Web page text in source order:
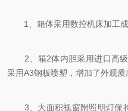
1、箱体采用数控机床加工成
2、箱2体内胆采用进口高级
采用A3钢板喷塑，增加了外观质
3、大面积视窗附照明灯保